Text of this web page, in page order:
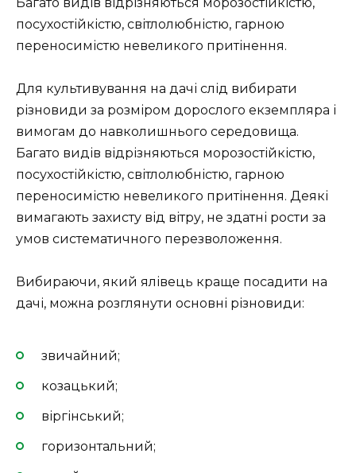
посухостійкістю, світлолюбністю, гарною
переносимістю невеликого притінення.
Для культивування на дачі слід вибирати
різновиди за розміром дорослого екземпляра і
вимогам до навколишнього середовища.
Багато видів відрізняються морозостійкістю,
посухостійкістю, світлолюбністю, гарною
переносимістю невеликого притінення. Деякі
вимагають захисту від вітру, не здатні рости за
умов систематичного перезволоження.
Вибираючи, який ялівець краще посадити на
дачі, можна розглянути основні різновиди:
звичайний;
козацький;
віргінський;
горизонтальний;